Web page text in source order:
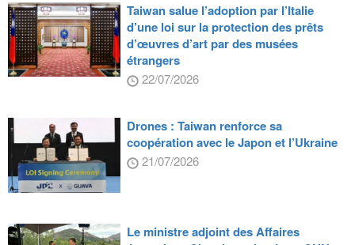
Taiwan salue l’adoption par l’Italie
d’une loi sur la protection des prêts
d’œuvres d’art par des musées
étrangers
22/07/2026
Drones : Taiwan renforce sa
coopération avec le Japon et l’Ukraine
21/07/2026
Le ministre adjoint des Affaires